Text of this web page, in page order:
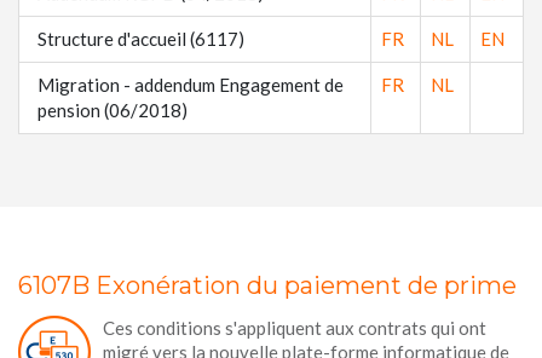
Structure d'accueil (6117) FR NL EN
Migration - addendum Engagement de
pension (06/2018)
FR NL
6107B Exonération du paiement de prime
Ces conditions s'appliquent aux contrats qui ont
migré vers la nouvelle plate-forme informatique de